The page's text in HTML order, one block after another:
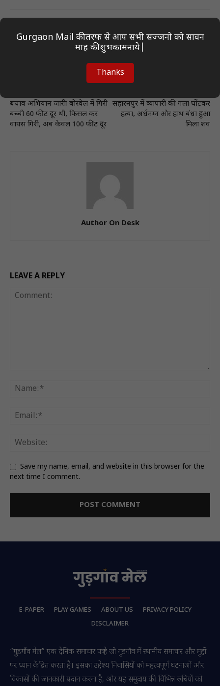
बचाव अभियान जारीः बोरवेल में गिरी
बच्ची 60 फीट दूर थी, फिसल कर
वापस गिरी, अब केवल 100 फीट दूर
सहारनपुर में व्यापारी की गला घोंटकर
हत्या, अर्धनग्न और हाथ बंधा हुआ
मिला शव
Author On Desk
LEAVE A REPLY
Save my name, email, and website in this browser for the
next time I comment.
E-PAPER PLAY GAMES ABOUT US
PRIVACY POLICY
DISCLAIMER
“गुडगाँव मेल” एक दैनिक समाचार पत्र है जो गुडगाँव में स्थानीय समाचार और मुद्दों
पर ध्यान केंद्रित करता है। इसका उद्देश्य निवासियों को महत्वपूर्ण घटनाओं और
विकासों की जानकारी प्रदान करना है, और यह समुदाय की विभिन्न रुचियों को
Gurgaon Mail की तरफ से आप सभी सज्जनो को सावन
माह की शुभकामनाये|
Thanks